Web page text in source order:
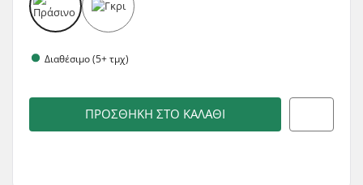
Διαθέσιμο (5+ τμχ)
ΠΡΟΣΘΉΚΗ ΣΤΟ ΚΑΛΆΘΙ